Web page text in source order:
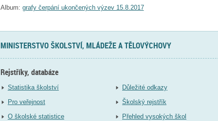
Album: grafy čerpání ukončených výzev 15.8.2017
MINISTERSTVO ŠKOLSTVÍ, MLÁDEŽE A TĚLOVÝCHOVY
Rejstříky, databáze
Statistika školství
Pro veřejnost
O školské statistice
Důležité odkazy
Školský rejstřík
Přehled vysokých škol